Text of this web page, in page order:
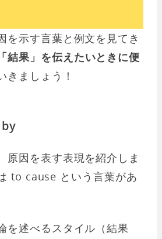
を示す言葉と例文を見てき
「結果」を伝えたいときに便
きましょう！
原因を表す表現を紹介しま
to cause という言葉があ
を述べるスタイル（結果